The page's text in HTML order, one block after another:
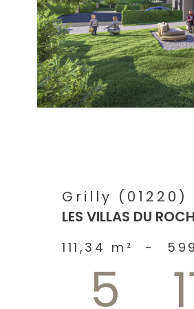
Grilly (01220)
LES VILLAS DU
111,34 m² -
5